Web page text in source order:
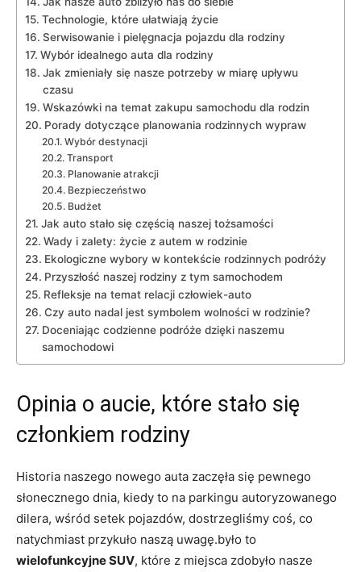
Technologie, które ułatwiają życie
Serwisowanie i pielęgnacja pojazdu dla rodziny
Wybór idealnego auta dla rodziny
Jak zmieniały się nasze potrzeby w miarę upływu
czasu
Wskazówki na temat zakupu samochodu dla rodzin
Porady dotyczące planowania rodzinnych wypraw
Wybór destynacji
Transport
Planowanie atrakcji
Bezpieczeństwo
Budżet
Jak auto stało się częścią naszej tożsamości
Wady i zalety: życie z autem w rodzinie
Ekologiczne wybory w kontekście rodzinnych podróży
Przyszłość naszej rodziny z tym samochodem
Refleksje na temat relacji człowiek-auto
Czy auto nadal jest symbolem wolności w rodzinie?
Doceniając codzienne podróże dzięki naszemu
samochodowi
Opinia o aucie, które stało się
członkiem rodziny
Historia naszego nowego auta zaczęła się pewnego
słonecznego dnia, kiedy to na parkingu autoryzowanego
dilera, wśród setek pojazdów, dostrzegliśmy coś, co
natychmiast przykuło naszą uwagę.było to
wielofunkcyjne SUV, które z miejsca zdobyło nasze